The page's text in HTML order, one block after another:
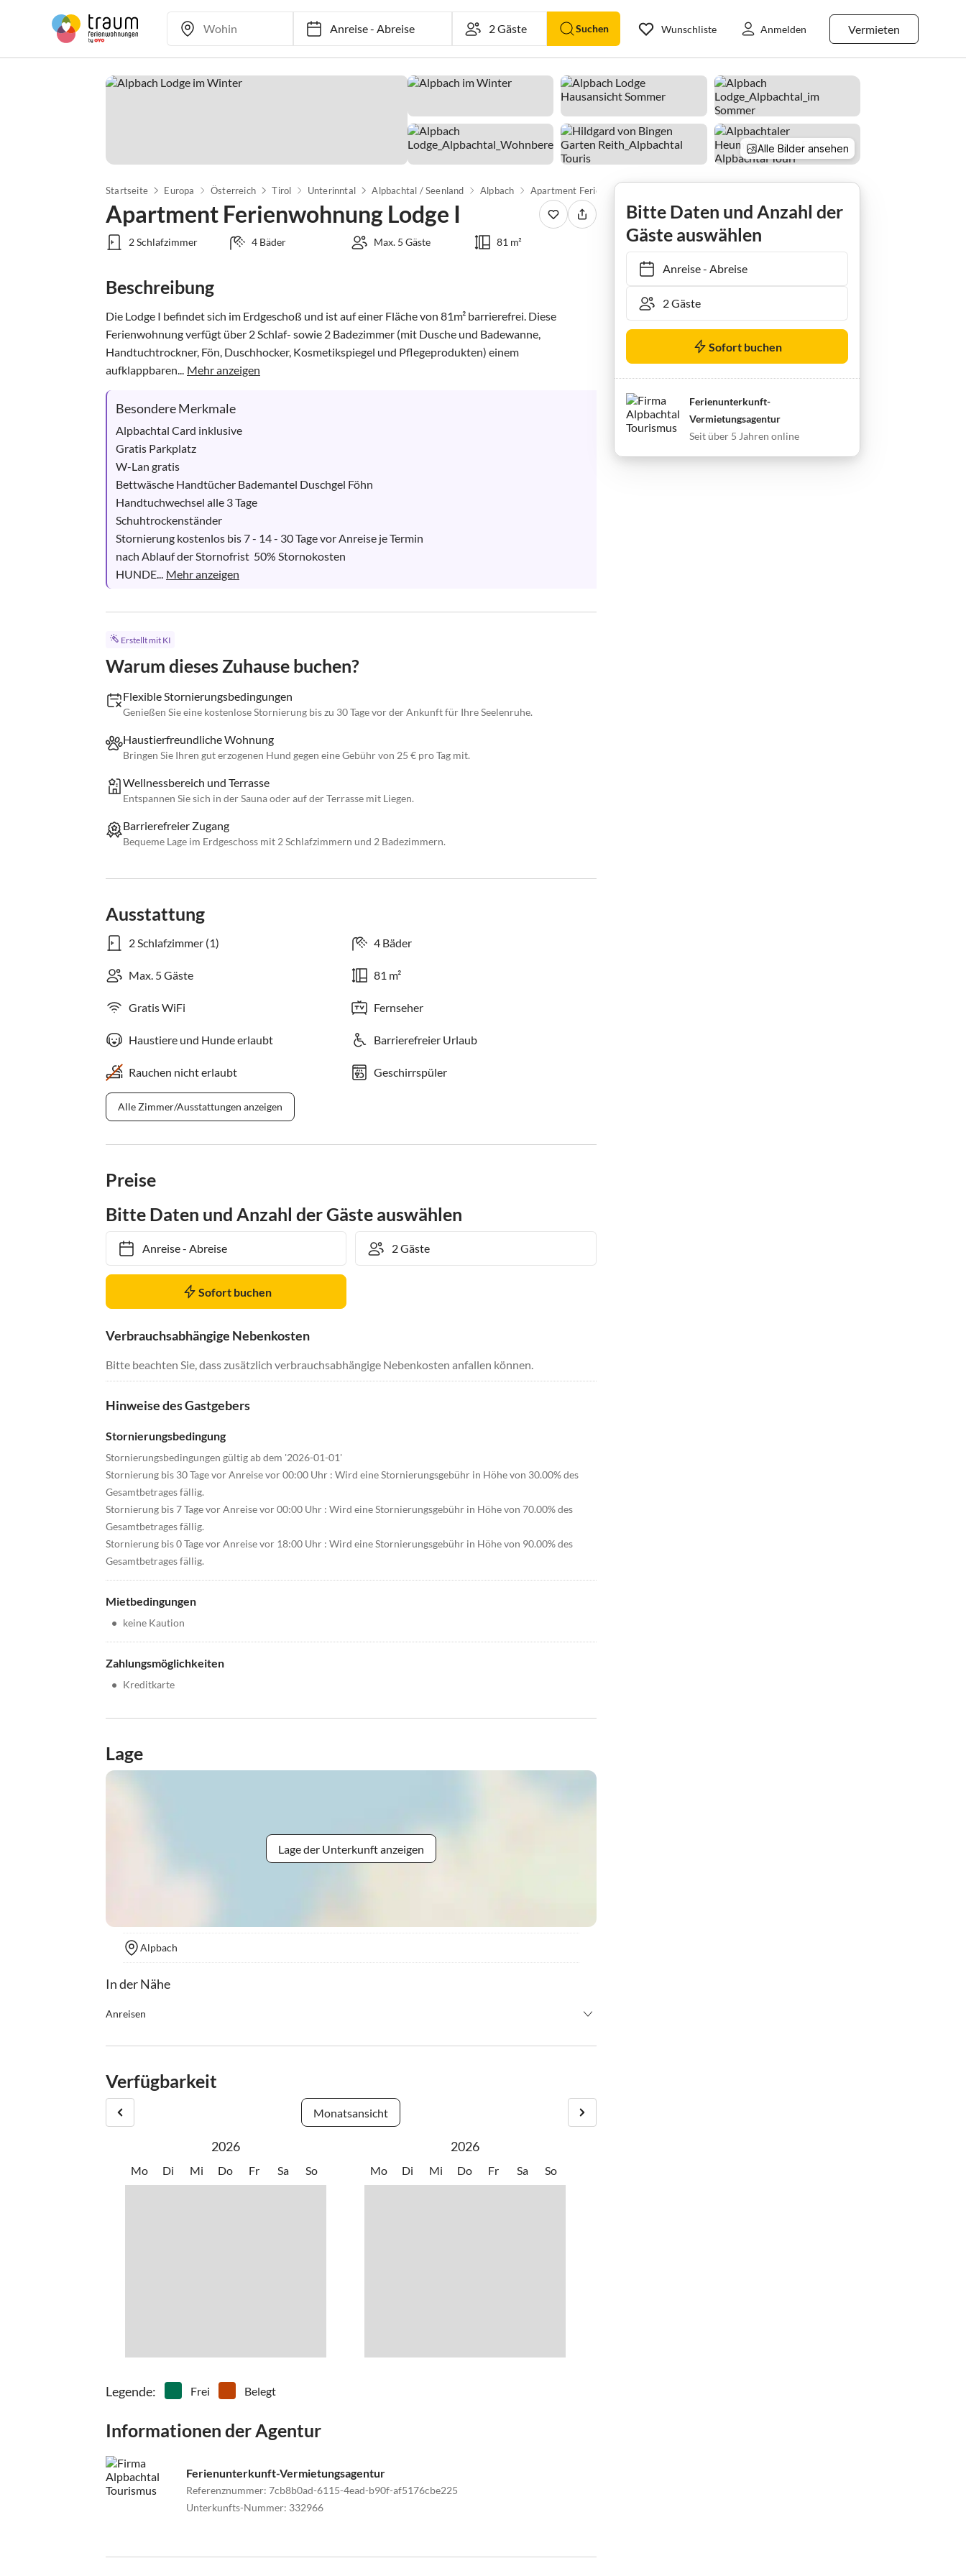
Anreise-Abreise Suchen Vermieten
Wunschliste Anmelden
Alle Bilder ansehen
Startseite Europa Österreich Tirol Unterinntal Alpbachtal / Seenland Alpbach
Apartment Ferienwohnung Lodge I
2 Schlafzimmer 4 Bäder Max. 5 Gäste 81 m²
Beschreibung
Die Lodge I befindet sich im Erdgeschoß und ist auf einer Fläche von 81m² barrierefrei. Diese
Ferienwohnung verfügt über 2 Schlaf- sowie 2 Badezimmer (mit Dusche und Badewanne,
Handtuchtrockner, Fön, Duschhocker, Kosmetikspiegel und Pflegeprodukten) einem
aufklappbaren... Mehr anzeigen
Besondere Merkmale
Alpbachtal Card inklusive
Gratis Parkplatz
W-Lan gratis
Bettwäsche Handtücher Bademantel Duschgel Föhn
Handtuchwechsel alle 3 Tage
Schuhtrockenständer
Stornierung kostenlos bis 7 - 14 - 30 Tage vor Anreise je Termin
nach Ablauf der Stornofrist  50% Stornokosten
HUNDE... Mehr anzeigen
Erstellt mit KI
Warum dieses Zuhause buchen?
Flexible Stornierungsbedingungen
Genießen Sie eine kostenlose Stornierung bis zu 30 Tage vor der Ankunft für Ihre Seelenruhe.
Haustierfreundliche Wohnung
Bringen Sie Ihren gut erzogenen Hund gegen eine Gebühr von 25 € pro Tag mit.
Wellnessbereich und Terrasse
Entspannen Sie sich in der Sauna oder auf der Terrasse mit Liegen.
Barrierefreier Zugang
Bequeme Lage im Erdgeschoss mit 2 Schlafzimmern und 2 Badezimmern.
Ausstattung
2 Schlafzimmer (1) 4 Bäder
Max. 5 Gäste 81 m²
Gratis WiFi Fernseher
Haustiere und Hunde erlaubt Barrierefreier Urlaub
Rauchen nicht erlaubt Geschirrspüler
Alle Zimmer/Ausstattungen anzeigen
Preise
Bitte Daten und Anzahl der Gäste auswählen
Anreise- Abreise
Sofort buchen
Verbrauchsabhängige Nebenkosten
Bitte beachten Sie, dass zusätzlich verbrauchsabhängige Nebenkosten anfallen können.
Hinweise des Gastgebers
Stornierungsbedingung
Stornierungsbedingungen gültig ab dem '2026-01-01'
Stornierung bis 30 Tage vor Anreise vor 00:00 Uhr : Wird eine Stornierungsgebühr in Höhe von 30.00% des
Gesamtbetrages fällig.
Stornierung bis 7 Tage vor Anreise vor 00:00 Uhr : Wird eine Stornierungsgebühr in Höhe von 70.00% des
Gesamtbetrages fällig.
Stornierung bis 0 Tage vor Anreise vor 18:00 Uhr : Wird eine Stornierungsgebühr in Höhe von 90.00% des
Gesamtbetrages fällig.
Mietbedingungen
• keine Kaution
Zahlungsmöglichkeiten
• Kreditkarte
Lage
Lage der Unterkunft anzeigen
Alpbach
In der Nähe
Anreisen
Check-out: bis 11.00 Uhr
Verfügbarkeit
Monatsansicht
2026
Mo Di Mi Do Fr Sa So
2026
Mo Di Mi Do Fr Sa So
Legende: Frei Belegt
Informationen der Agentur
Ferienunterkunft-Vermietungsagentur
Referenznummer: 7cb8b0ad-6115-4ead-b90f-af5176cbe225
Unterkunfts-Nummer: 332966
Bitte Daten und Anzahl der
Gäste auswählen
Anreise- Abreise
Sofort buchen
Ferienunterkunft-
Vermietungsagentur
Seit über 5 Jahren online